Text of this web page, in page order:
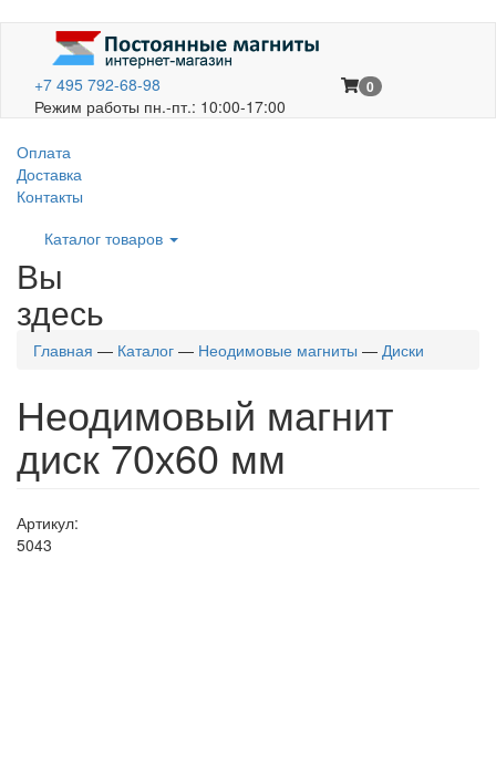
+7 495 792-68-98
Режим работы пн.-пт.: 10:00-17:00
0
Оплата
Доставка
Контакты
Каталог товаров
Вы
здесь
Главная — Каталог — Неодимовые магниты — Диски
Неодимовый магнит
диск 70х60 мм
Артикул:
5043